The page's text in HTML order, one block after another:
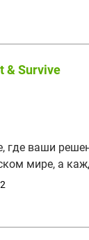
& Survive
где ваши
мире, а